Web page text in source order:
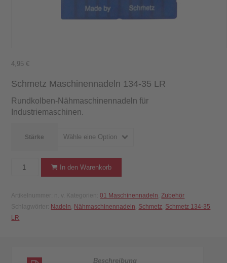
4,95 €
Schmetz Maschinennadeln 134-35 LR
Rundkolben-Nähmaschinennadeln für
Industriemaschinen.
Stärke Wähle eine Option
Schmetz
35
LR
Menge
In den Warenkorb
Artikelnummer: n. v. Kategorien:01 Maschinennadeln ,Zubehör
Schlagwörter:
Nadeln Nähmaschinennadeln Schmetz Schmetz 134-35
LR
Beschreibung